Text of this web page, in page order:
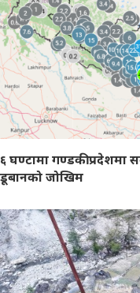
६ घण्टामा गण्डकी प्रदेशमा
डूबानको जोखिम